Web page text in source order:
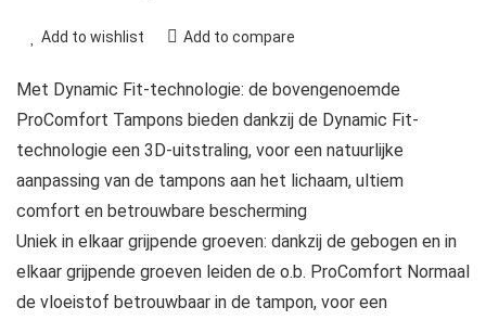
Add to wishlist Add to compare
Met Dynamic Fit-technologie: de bovengenoemde
ProComfort Tampons bieden dankzij de Dynamic Fit-
technologie een 3D-uitstraling, voor een natuurlijke
aanpassing van de tampons aan het lichaam, ultiem
comfort en betrouwbare bescherming
Uniek in elkaar grijpende groeven: dankzij de gebogen en in
elkaar grijpende groeven leiden de o.b. ProComfort Normaal
de vloeistof betrouwbaar in de tampon, voor een